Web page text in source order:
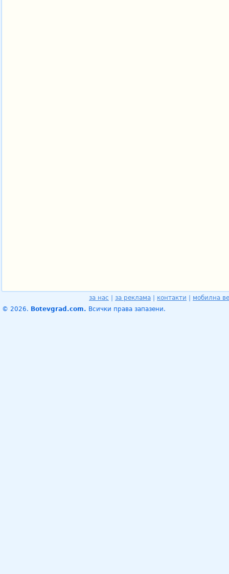
за нас за реклама контакти
мобилна
© 2026. Botevgrad.com. Всички права запазени.